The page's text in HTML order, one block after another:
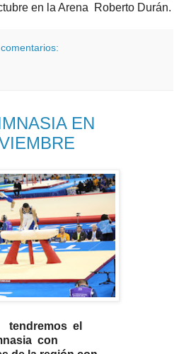
en la Arena Roberto Durán.
EN
tendremos el
con